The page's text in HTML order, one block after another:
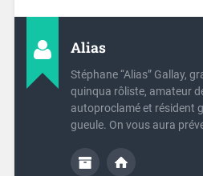
Alias
Stéphane “Alias” Gallay,
quinqua rôliste, amateur
autoproclamé et résident
gueule. On vous aura